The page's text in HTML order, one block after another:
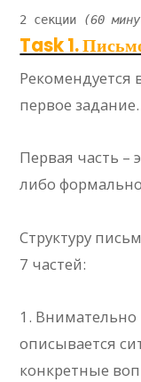
2 секции (60
Task 1.
Рекомендуется
первое
Первая часть –
либо
Структуру
7 частей:
1.
описывается
конкретные